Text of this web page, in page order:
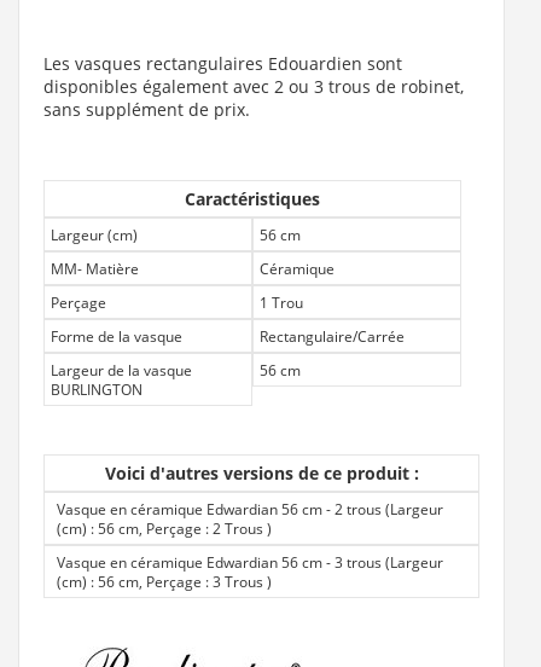
Les vasques rectangulaires Edouardien sont
disponibles également avec 2 ou 3 trous de robinet,
sans supplément de prix.
Caractéristiques
Largeur (cm)
56 cm
MM- Matière
Céramique
Perçage
1 Trou
Forme de la vasque
Rectangulaire/Carrée
Largeur de la vasque
BURLINGTON
56 cm
Voici d'autres versions de ce produit :
Vasque en céramique Edwardian 56 cm - 2 trous (Largeur
(cm) : 56 cm, Perçage : 2 Trous )
Vasque en céramique Edwardian 56 cm - 3 trous (Largeur
(cm) : 56 cm, Perçage : 3 Trous )